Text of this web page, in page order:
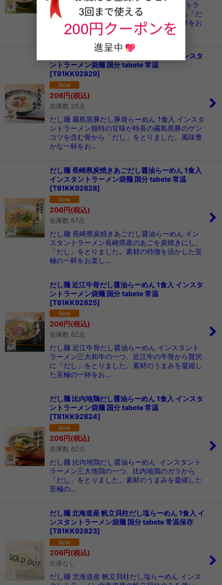
だし麺 京鴨だし鴨白湯らーめん インスタントラ
ーメンあい鴨ブランドである京鴨のガラから「だ
し」をとりました。甘い香りが引き立つ一杯をお
楽しみください。…
だし麺 霧島黒豚だし豚骨らーめん 1食入 インスタ
ントラーメン袋麺 国分 tabete 常温
[T81KK92829]
206円(税込)
在庫数 26点
だし麺 霧島黒豚だし豚骨らーめん 1食入 インスタ
ントラーメン独特の甘味が特長の霧島黒豚のゲン
コツを含む骨から「だし」をとりました。風味豊
かな一杯をお…
だし麺 長崎県炭焼きあごだし醤油らーめん 1食入
インスタントラーメン袋麺 国分 tabete 常温
[T81KK92828]
206円(税込)
在庫数 87点
だし麺 長崎県炭焼きあごだし醤油らーめん イン
スタントラーメン長崎県産のあごを炭焼きにし、
「だし」をとりました。素材の特徴を活かした至
極の一杯をお楽し…
だし麺 近江牛骨だし醤油らーめん 1食入 インスタ
ントラーメン袋麺 国分 tabete 常温
[T81KK92825]
206円(税込)
在庫数 82点
だし麺 近江牛骨だし醤油らーめん インスタント
ラーメン三大和牛の一つ、近江牛の牛骨から贅沢
に「だし」をとりました。素材のうまみを凝縮し
た至極の一杯をお…
だし麺 比内地鶏だし醤油らーめん 1食入 インスタ
ントラーメン袋麺 国分 tabete 常温
[T81KK92824]
206円(税込)
在庫数 62点
だし麺 比内地鶏だし醤油らーめん インスタント
ラーメン三大地鶏の一つ、比内地鶏のガラから
「だし」をとりました。素材のうまみを凝縮した
至極の…
だし麺 北海道産 帆立貝柱だし塩らーめん 1食入 イ
ンスタントラーメン袋麺 国分 tabete 常温保存
[T81KK92823]
206円(税込)
在庫なし
だし麺 北海道産 帆立貝柱だし塩らーめん インス